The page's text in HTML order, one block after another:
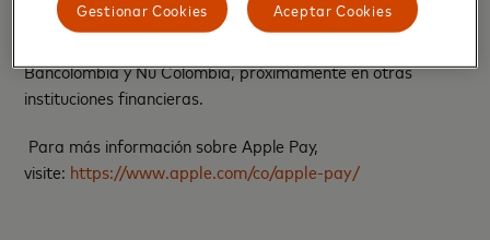
Apple Pay está disponible inicialmente para los titulares de
Bancolombia y Nu Colombia, próximamente en otras
instituciones financieras.
Para más información sobre Apple Pay,
visite: https://www.apple.com/co/apple-pay/
Aceptar Cookies
Gestionar Cookies